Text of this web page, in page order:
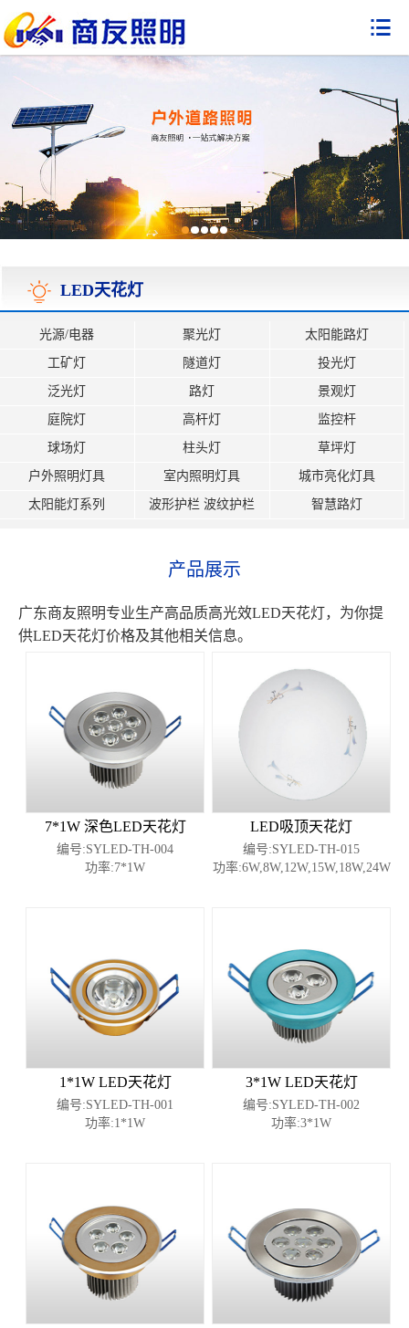

LED天花灯
光源/电器 聚光灯 太阳能路灯
工矿灯 隧道灯 投光灯
泛光灯 路灯 景观灯
庭院灯 高杆灯 监控杆
球场灯 柱头灯 草坪灯
户外照明灯具 室内照明灯具 城市亮化灯具
太阳能灯系列 波形护栏 波纹护栏 智慧路灯
产品展示
广东商友照明专业生产高品质高光效LED天花灯，为你提
供LED天花灯价格及其他相关信息。
7*1W 深色LED天花灯
编号:SYLED-TH-004
功率:7*1W
LED吸顶天花灯
编号:SYLED-TH-015
功率:6W,8W,12W,15W,18W,24W
1*1W LED天花灯
编号:SYLED-TH-001
功率:1*1W
3*1W LED天花灯
编号:SYLED-TH-002
功率:3*1W